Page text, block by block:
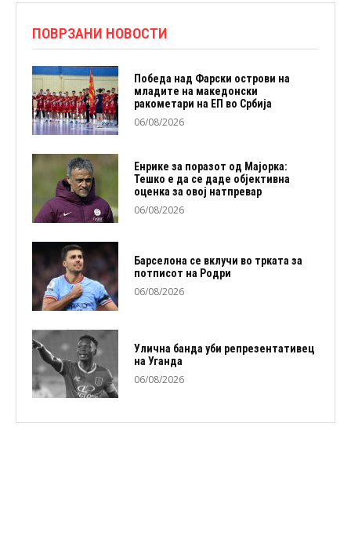
ПОВРЗАНИ НОВОСТИ
Победа над Фарски острови на
младите на македонски
ракометари на ЕП во Србија
06/08/2026
Енрике за поразот од Мајорка:
Тешко е да се даде објективна
оценка за овој натпревар
06/08/2026
Барселона се вклучи во трката за
потписот на Родри
06/08/2026
Улична банда уби репрезентативец
на Уганда
06/08/2026